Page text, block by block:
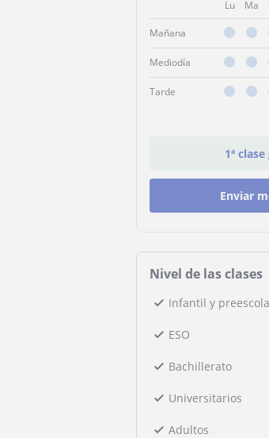
Lu Ma
Mañana
Mediodía
Tarde
1ª
Enviar
Nivel de las clases
Infantil y
ESO
Bachillerato
Universitarios
Adultos